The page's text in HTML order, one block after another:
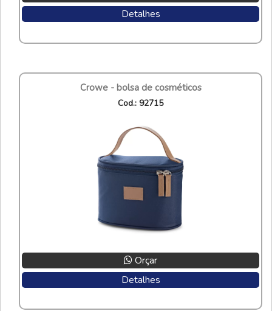
Detalhes
crowe - bolsa de cosméticos
cod.: 92715
Orçar
Detalhes